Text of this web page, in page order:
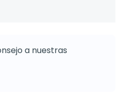
a nuestras